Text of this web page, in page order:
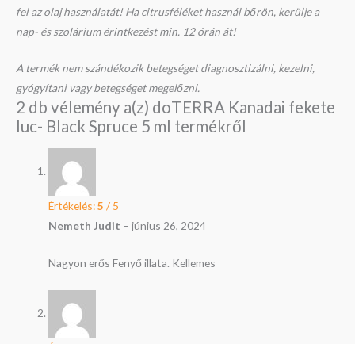
fel az olaj használatát! Ha citrusféléket használ bőrön, kerülje a
nap- és szolárium érintkezést min. 12 órán át!
A termék nem szándékozik betegséget diagnosztizálni, kezelni,
gyógyítani vagy betegséget megelőzni.
2 db vélemény a(z) doTERRA Kanadai fekete
luc- Black Spruce 5 ml termékről
Értékelés:5 / 5
Nemeth Judit – június 26, 2024
Nagyon erős Fenyő illata. Kellemes